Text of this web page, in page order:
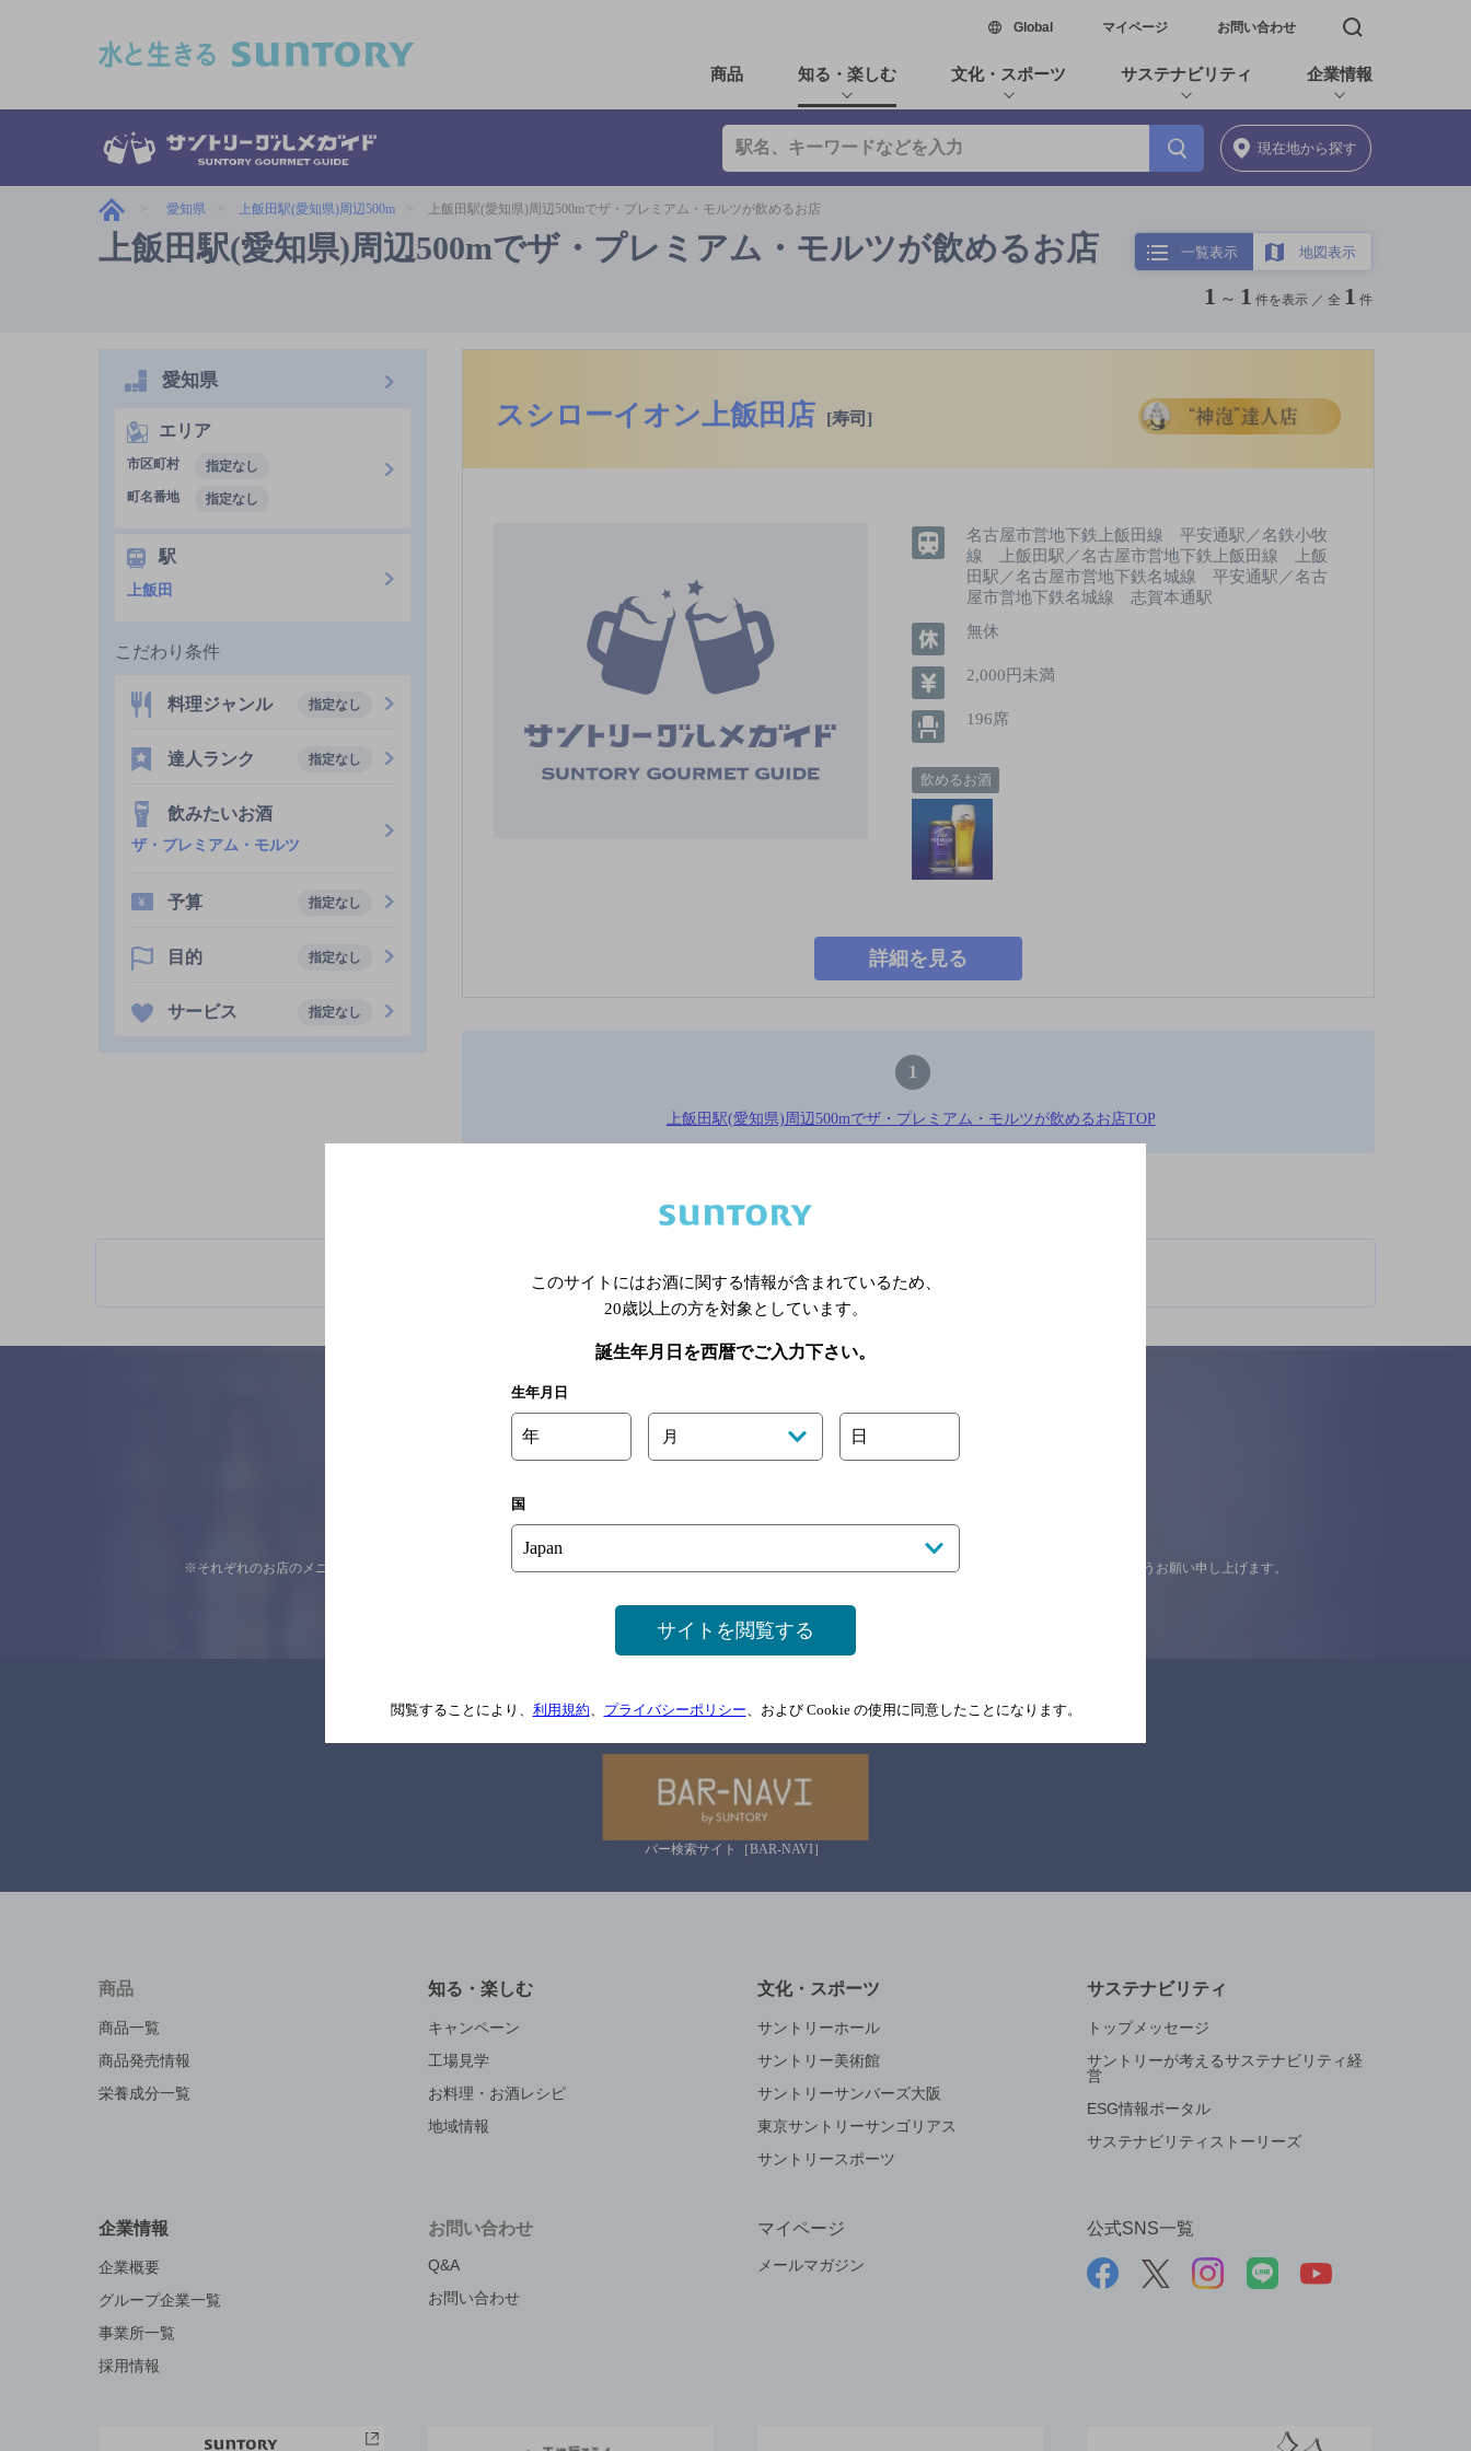
Global新しいウィンドウで開く
マイページ お問い合わせ 検索窓を開く
商品 知る・楽しむ 文化・スポーツ サステナビリティ 企業情報
現在地から探す
愛知県 上飯田駅(愛知県)周辺500m 上飯田駅(愛知県)周辺500mでザ・プレミアム・モルツが飲めるお店
上飯田駅(愛知県)周辺500mでザ・プレミアム・モルツが飲めるお店 一覧表示 地図表示
1 ～ 1 件を表示 ／ 全 1 件
スシローイオン上飯田店 [寿司]
名古屋市営地下鉄上飯田線 平安通駅／名鉄小牧
線 上飯田駅／名古屋市営地下鉄上飯田線 上飯
田駅／名古屋市営地下鉄名城線 平安通駅／名古
屋市営地下鉄名城線 志賀本通駅
無休
2,000円未満
196席
飲めるお酒
詳細を見る
1
上飯田駅(愛知県)周辺500mでザ・プレミアム・モルツが飲めるお店TOP
愛知県
エリア
市区町村
指定なし
町名番地
指定なし
駅
上飯田
こだわり条件
料理ジャンル 指定なし
達人ランク 指定なし
飲みたいお酒
ザ・プレミアム・モルツ
予算 指定なし
目的 指定なし
サービス 指定なし
関連ページ
※それぞれのお店のメニューや営業時間などの掲載情報については、予告なしに変更されることがありますので、念のためお店にご確認の上ご来店くださいますようお願い申し上げます。
関連リンク
バー検索サイト［BAR-NAVI］
商品
商品一覧
商品発売情報
栄養成分一覧
知る・楽しむ
キャンペーン
工場見学
お料理・お酒レシピ
地域情報
文化・スポーツ
サントリーホール
サントリー美術館
サントリーサンバーズ大阪
東京サントリーサンゴリアス
サントリースポーツ
サステナビリティ
トップメッセージ
サントリーが考えるサステナビリティ経
営
ESG情報ポータル
サステナビリティストーリーズ
企業情報
企業概要
グループ企業一覧
事業所一覧
採用情報
お問い合わせ
Q&A
お問い合わせ
マイページ
メールマガジン
公式SNS一覧
このサイトにはお酒に関する情報が含まれているため、
20歳以上の方を対象としています。
誕生年月日を西暦でご入力下さい。
生年月日
年 月 日
国
サイトを閲覧する
閲覧することにより、 利用規約 プライバシーポリシー 、および Cookie の使用に同意したことになります。